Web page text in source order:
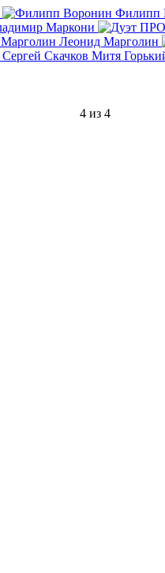
Филипп
Маркони
Леонид Марголин
Сергей Скачков Митя
4 из 4